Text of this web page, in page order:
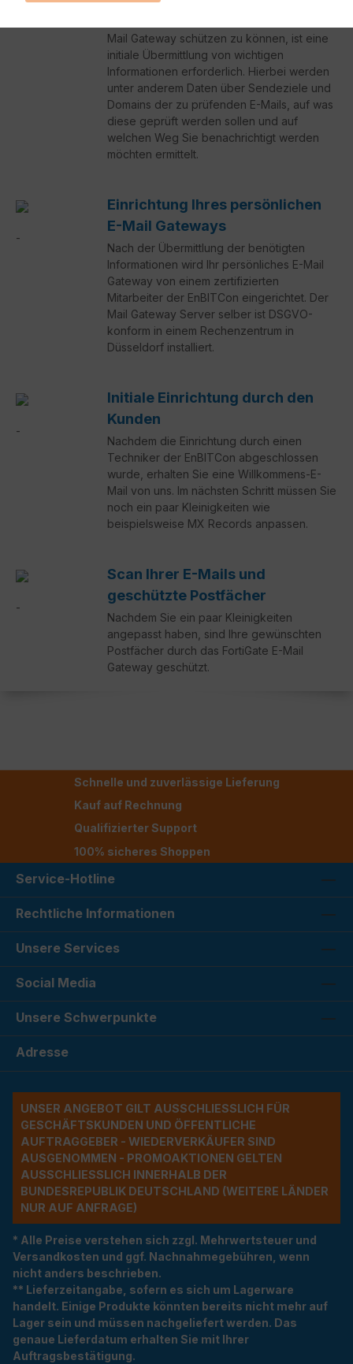
Mail Gateway schützen zu können, ist eine
initiale Übermittlung von wichtigen
Informationen erforderlich. Hierbei werden
unter anderem Daten über Sendeziele und
Domains der zu prüfenden E-Mails, auf was
diese geprüft werden sollen und auf
welchen Weg Sie benachrichtigt werden
möchten ermittelt.
Einrichtung Ihres persönlichen
E-Mail Gateways
Nach der Übermittlung der benötigten
Informationen wird Ihr persönliches E-Mail
Gateway von einem zertifizierten
Mitarbeiter der EnBITCon eingerichtet. Der
Mail Gateway Server selber ist DSGVO-
konform in einem Rechenzentrum in
Düsseldorf installiert.
Initiale Einrichtung durch den
Kunden
Nachdem die Einrichtung durch einen
Techniker der EnBITCon abgeschlossen
wurde, erhalten Sie eine Willkommens-E-
Mail von uns. Im nächsten Schritt müssen Sie
noch ein paar Kleinigkeiten wie
beispielsweise MX Records anpassen.
Scan Ihrer E-Mails und
geschützte Postfächer
Nachdem Sie ein paar Kleinigkeiten
angepasst haben, sind Ihre gewünschten
Postfächer durch das FortiGate E-Mail
Gateway geschützt.
Schnelle und zuverlässige Lieferung
Kauf auf Rechnung
Qualifizierter Support
100% sicheres Shoppen
Service-Hotline
Rechtliche Informationen
Unsere Services
Social Media
Unsere Schwerpunkte
Adresse
UNSER ANGEBOT GILT AUSSCHLIESSLICH FÜR G
ESCHÄFTSKUNDEN UND ÖFFENTLICHE A
UFTRAGGEBER - WIEDERVERKÄUFER SIND A
USGENOMMEN - PROMOAKTIONEN GELTEN A
USSCHLIESSLICH INNERHALB DER BU
NDESREPUBLIK DEUTSCHLAND (WEITERE LÄNDER NU
R AUF ANFRAGE)
* Alle Preise verstehen sich zzgl. Mehrwertsteuer und
Versandkosten und ggf. Nachnahmegebühren, wenn
nicht anders beschrieben.
** Lieferzeitangabe, sofern es sich um Lagerware
handelt. Einige Produkte könnten bereits nicht mehr auf
Lager sein und müssen nachgeliefert werden. Das
genaue Lieferdatum erhalten Sie mit Ihrer
Auftragsbestätigung.